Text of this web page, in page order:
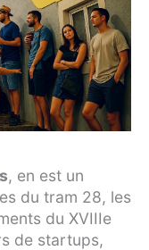
, en est un
du tram 28, les
du XVIIIe
de startups,